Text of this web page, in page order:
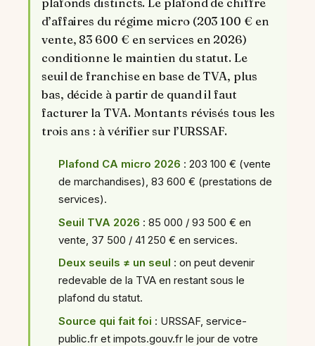
plafonds distincts. Le plafond de chiffre
d’affaires du régime micro (203 100 € en
vente, 83 600 € en services en 2026)
conditionne le maintien du statut. Le
seuil de franchise en base de TVA, plus
bas, décide à partir de quand il faut
facturer la TVA. Montants révisés tous les
trois ans : à vérifier sur l’URSSAF.
Plafond CA micro 2026 : 203 100 € (vente
de marchandises), 83 600 € (prestations de
services).
Seuil TVA 2026 : 85 000 / 93 500 € en
vente, 37 500 / 41 250 € en services.
Deux seuils ≠ un seul : on peut devenir
redevable de la TVA en restant sous le
plafond du statut.
Source qui fait foi : URSSAF, service-
public.fr et impots.gouv.fr le jour de votre